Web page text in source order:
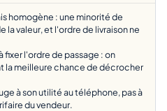
homogène : une minorité de
valeur, et l'ordre de livraison ne
l'ordre de passage : on
la meilleure chance de décrocher
à son utilité au téléphone, pas à
du vendeur.